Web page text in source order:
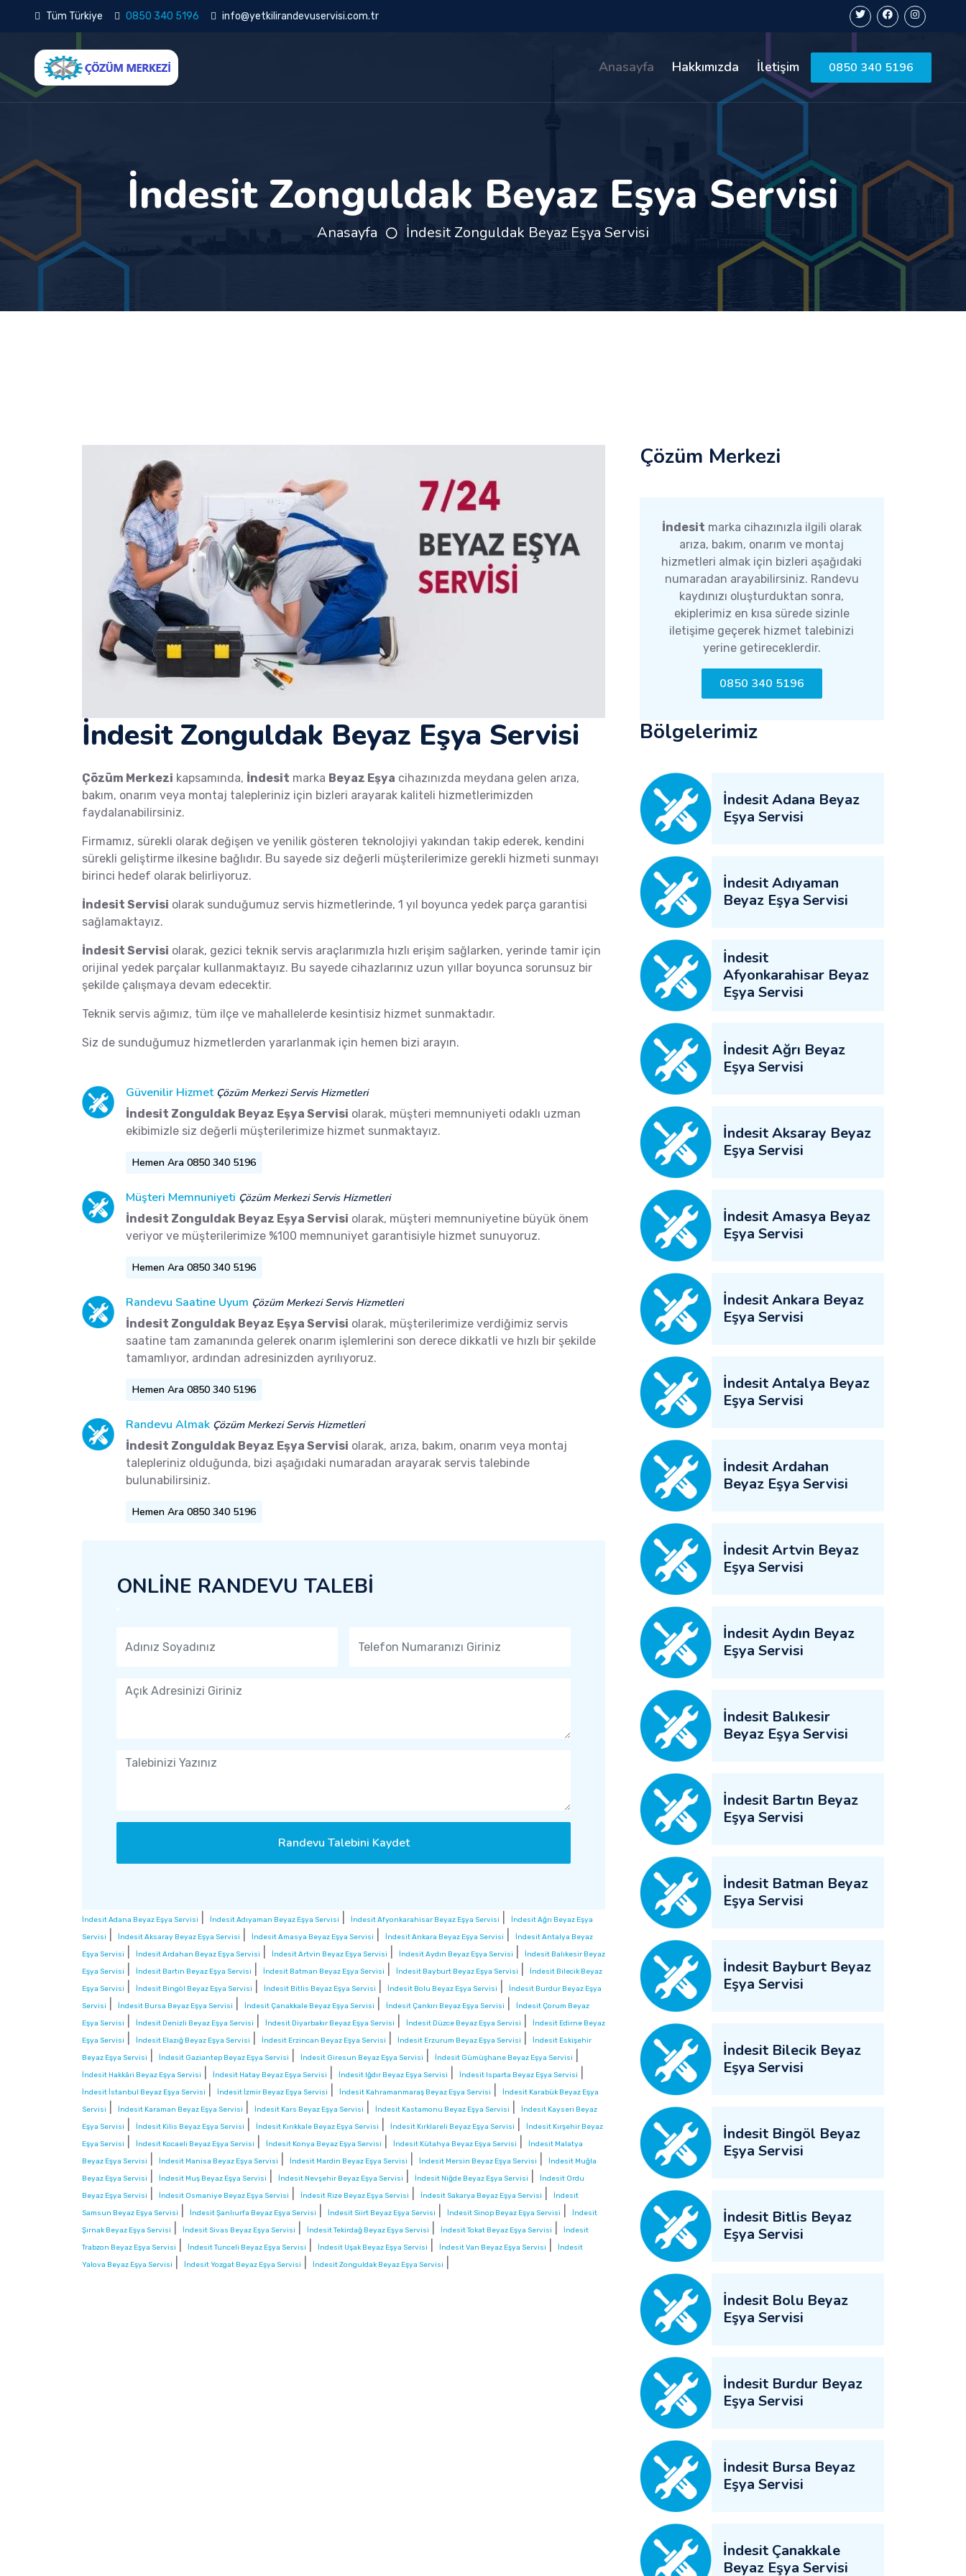
Tüm Türkiye 0850 340 5196 info@yetkilirandevuservisi.com.tr
Anasayfa Hakkımızda İletişim 0850 340 5196
İndesit Zonguldak Beyaz Eşya Servisi
Anasayfa İndesit Zonguldak Beyaz Eşya Servisi
İndesit Zonguldak Beyaz Eşya Servisi
Çözüm Merkezi kapsamında, İndesit marka Beyaz Eşya cihazınızda meydana gelen arıza,
bakım, onarım veya montaj talepleriniz için bizleri arayarak kaliteli hizmetlerimizden
faydalanabilirsiniz.
Firmamız, sürekli olarak değişen ve yenilik gösteren teknolojiyi yakından takip ederek, kendini
sürekli geliştirme ilkesine bağlıdır. Bu sayede siz değerli müşterilerimize gerekli hizmeti sunmayı
birinci hedef olarak belirliyoruz.
İndesit Servisi olarak sunduğumuz servis hizmetlerinde, 1 yıl boyunca yedek parça garantisi
sağlamaktayız.
İndesit Servisi olarak, gezici teknik servis araçlarımızla hızlı erişim sağlarken, yerinde tamir için
orijinal yedek parçalar kullanmaktayız. Bu sayede cihazlarınız uzun yıllar boyunca sorunsuz bir
şekilde çalışmaya devam edecektir.
Teknik servis ağımız, tüm ilçe ve mahallelerde kesintisiz hizmet sunmaktadır.
Siz de sunduğumuz hizmetlerden yararlanmak için hemen bizi arayın.
Güvenilir Hizmet Çözüm Merkezi Servis Hizmetleri
İndesit Zonguldak Beyaz Eşya Servisi olarak, müşteri memnuniyeti odaklı uzman
ekibimizle siz değerli müşterilerimize hizmet sunmaktayız.
Hemen Ara 0850 340 5196
Müşteri Memnuniyeti Çözüm Merkezi Servis Hizmetleri
İndesit Zonguldak Beyaz Eşya Servisi olarak, müşteri memnuniyetine büyük önem
veriyor ve müşterilerimize %100 memnuniyet garantisiyle hizmet sunuyoruz.
Hemen Ara 0850 340 5196
Randevu Saatine Uyum Çözüm Merkezi Servis Hizmetleri
İndesit Zonguldak Beyaz Eşya Servisi olarak, müşterilerimize verdiğimiz servis
saatine tam zamanında gelerek onarım işlemlerini son derece dikkatli ve hızlı bir şekilde
tamamlıyor, ardından adresinizden ayrılıyoruz.
Hemen Ara 0850 340 5196
Randevu Almak Çözüm Merkezi Servis Hizmetleri
İndesit Zonguldak Beyaz Eşya Servisi olarak, arıza, bakım, onarım veya montaj
talepleriniz olduğunda, bizi aşağıdaki numaradan arayarak servis talebinde
bulunabilirsiniz.
Hemen Ara 0850 340 5196
ONLİNE RANDEVU TALEBİ
Randevu Talebini Kaydet
İndesit Adana Beyaz Eşya Servisi İndesit Adıyaman Beyaz Eşya Servisi İndesit Afyonkarahisar Beyaz Eşya Servisi
İndesit Ağrı Beyaz Eşya
Servisi
İndesit Aksaray Beyaz Eşya Servisi İndesit Amasya Beyaz Eşya Servisi İndesit Ankara Beyaz Eşya Servisi
İndesit Antalya Beyaz
Eşya Servisi
İndesit Ardahan Beyaz Eşya Servisi İndesit Artvin Beyaz Eşya Servisi İndesit Aydın Beyaz Eşya Servisi
İndesit Balıkesir Beyaz
Eşya Servisi
İndesit Bartın Beyaz Eşya Servisi İndesit Batman Beyaz Eşya Servisi İndesit Bayburt Beyaz Eşya Servisi
İndesit Bilecik Beyaz
Eşya Servisi
İndesit Bingöl Beyaz Eşya Servisi İndesit Bitlis Beyaz Eşya Servisi İndesit Bolu Beyaz Eşya Servisi
İndesit Burdur Beyaz Eşya
Servisi
İndesit Bursa Beyaz Eşya Servisi İndesit Çanakkale Beyaz Eşya Servisi İndesit Çankırı Beyaz Eşya Servisi
İndesit Çorum Beyaz
Eşya Servisi
İndesit Denizli Beyaz Eşya Servisi İndesit Diyarbakır Beyaz Eşya Servisi İndesit Düzce Beyaz Eşya Servisi
İndesit Edirne Beyaz
Eşya Servisi
İndesit Elazığ Beyaz Eşya Servisi İndesit Erzincan Beyaz Eşya Servisi İndesit Erzurum Beyaz Eşya Servisi
İndesit Eskişehir
Beyaz Eşya Servisi
İndesit Gaziantep Beyaz Eşya Servisi İndesit Giresun Beyaz Eşya Servisi İndesit Gümüşhane Beyaz Eşya Servisi
İndesit Hakkâri Beyaz Eşya Servisi İndesit Hatay Beyaz Eşya Servisi İndesit Iğdır Beyaz Eşya Servisi İndesit Isparta Beyaz Eşya Servisi
İndesit İstanbul Beyaz Eşya Servisi İndesit İzmir Beyaz Eşya Servisi İndesit Kahramanmaraş Beyaz Eşya Servisi
İndesit Karabük Beyaz Eşya
Servisi
İndesit Karaman Beyaz Eşya Servisi İndesit Kars Beyaz Eşya Servisi İndesit Kastamonu Beyaz Eşya Servisi
İndesit Kayseri Beyaz
Eşya Servisi
İndesit Kilis Beyaz Eşya Servisi İndesit Kırıkkale Beyaz Eşya Servisi İndesit Kırklareli Beyaz Eşya Servisi
İndesit Kırşehir Beyaz
Eşya Servisi
İndesit Kocaeli Beyaz Eşya Servisi İndesit Konya Beyaz Eşya Servisi İndesit Kütahya Beyaz Eşya Servisi
İndesit Malatya
Beyaz Eşya Servisi
İndesit Manisa Beyaz Eşya Servisi İndesit Mardin Beyaz Eşya Servisi İndesit Mersin Beyaz Eşya Servisi
İndesit Muğla
Beyaz Eşya Servisi
İndesit Muş Beyaz Eşya Servisi İndesit Nevşehir Beyaz Eşya Servisi İndesit Niğde Beyaz Eşya Servisi
İndesit Ordu
Beyaz Eşya Servisi
İndesit Osmaniye Beyaz Eşya Servisi İndesit Rize Beyaz Eşya Servisi İndesit Sakarya Beyaz Eşya Servisi
İndesit
Samsun Beyaz Eşya Servisi
İndesit Şanlıurfa Beyaz Eşya Servisi İndesit Siirt Beyaz Eşya Servisi İndesit Sinop Beyaz Eşya Servisi
İndesit
Şırnak Beyaz Eşya Servisi
İndesit Sivas Beyaz Eşya Servisi İndesit Tekirdağ Beyaz Eşya Servisi İndesit Tokat Beyaz Eşya Servisi
İndesit
Trabzon Beyaz Eşya Servisi
İndesit Tunceli Beyaz Eşya Servisi İndesit Uşak Beyaz Eşya Servisi İndesit Van Beyaz Eşya Servisi
İndesit
Yalova Beyaz Eşya Servisi
İndesit Yozgat Beyaz Eşya Servisi İndesit Zonguldak Beyaz Eşya Servisi
Çözüm Merkezi
İndesit marka cihazınızla ilgili olarak
arıza, bakım, onarım ve montaj
hizmetleri almak için bizleri aşağıdaki
numaradan arayabilirsiniz. Randevu
kaydınızı oluşturduktan sonra,
ekiplerimiz en kısa sürede sizinle
iletişime geçerek hizmet talebinizi
yerine getireceklerdir.
0850 340 5196
Bölgelerimiz
İndesit Adana Beyaz
Eşya Servisi
İndesit Adıyaman
Beyaz Eşya Servisi
İndesit
Afyonkarahisar Beyaz
Eşya Servisi
İndesit Ağrı Beyaz
Eşya Servisi
İndesit Aksaray Beyaz
Eşya Servisi
İndesit Amasya Beyaz
Eşya Servisi
İndesit Ankara Beyaz
Eşya Servisi
İndesit Antalya Beyaz
Eşya Servisi
İndesit Ardahan
Beyaz Eşya Servisi
İndesit Artvin Beyaz
Eşya Servisi
İndesit Aydın Beyaz
Eşya Servisi
İndesit Balıkesir
Beyaz Eşya Servisi
İndesit Bartın Beyaz
Eşya Servisi
İndesit Batman Beyaz
Eşya Servisi
İndesit Bayburt Beyaz
Eşya Servisi
İndesit Bilecik Beyaz
Eşya Servisi
İndesit Bingöl Beyaz
Eşya Servisi
İndesit Bitlis Beyaz
Eşya Servisi
İndesit Bolu Beyaz
Eşya Servisi
İndesit Burdur Beyaz
Eşya Servisi
İndesit Bursa Beyaz
Eşya Servisi
İndesit Çanakkale
Beyaz Eşya Servisi